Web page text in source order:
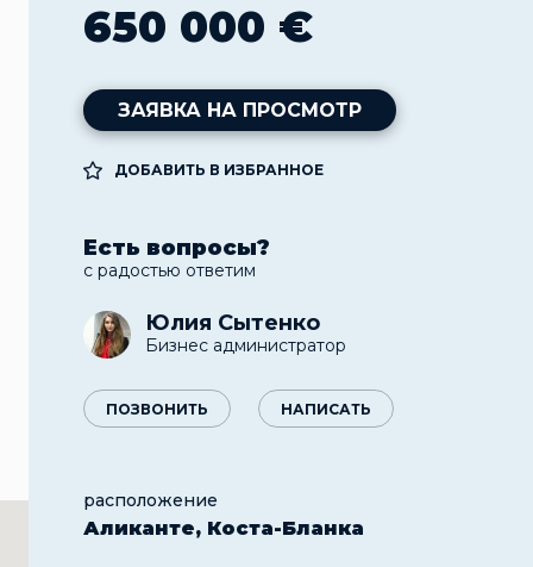
650 000 €
ЗАЯВКА НА ПРОСМОТР
ДОБАВИТЬ В ИЗБРАННОЕ
Есть вопросы?
с радостью ответим
Юлия Сытенко
Бизнес администратор
ПОЗВОНИТЬ НАПИСАТЬ
расположение
Аликанте, Коста-Бланка